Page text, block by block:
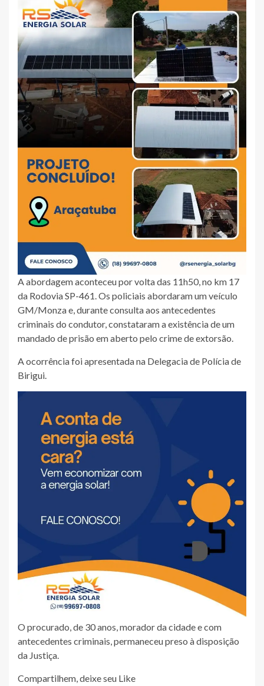
A abordagem aconteceu por volta das 11h50, no km 17
da Rodovia SP-461. Os policiais abordaram um veículo
GM/Monza e, durante consulta aos antecedentes
criminais do condutor, constataram a existência de um
mandado de prisão em aberto pelo crime de extorsão.
A ocorrência foi apresentada na Delegacia de Polícia de
Birigui.
O procurado, de 30 anos, morador da cidade e com
antecedentes criminais, permaneceu preso à disposição
da Justiça.
Compartilhem, deixe seu Like